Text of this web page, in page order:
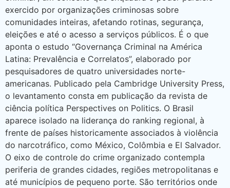
exercido por organizações criminosas sobre
comunidades inteiras, afetando rotinas, segurança,
eleições e até o acesso a serviços públicos. É o que
aponta o estudo “Governança Criminal na América
Latina: Prevalência e Correlatos”, elaborado por
pesquisadores de quatro universidades norte-
americanas. Publicado pela Cambridge University Press,
o levantamento consta em publicação da revista de
ciência política Perspectives on Politics. O Brasil
aparece isolado na liderança do ranking regional, à
frente de países historicamente associados à violência
do narcotráfico, como México, Colômbia e El Salvador.
O eixo de controle do crime organizado contempla
periferia de grandes cidades, regiões metropolitanas e
até municípios de pequeno porte. São territórios onde